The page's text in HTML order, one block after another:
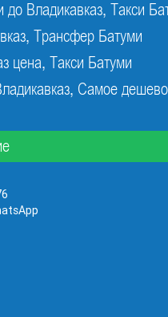
Владикавказ, Такси
Трансфер Батуми
цена, Такси Батуми
Самое